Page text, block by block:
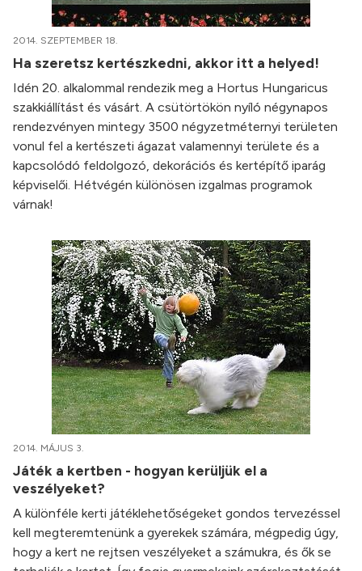
2014. SZEPTEMBER 18.
Ha szeretsz kertészkedni, akkor itt a helyed!
Idén 20. alkalommal rendezik meg a Hortus Hungaricus
szakkiállítást és vásárt. A csütörtökön nyíló négynapos
rendezvényen mintegy 3500 négyzetméternyi területen
vonul fel a kertészeti ágazat valamennyi területe és a
kapcsolódó feldolgozó, dekorációs és kertépítő iparág
képviselői. Hétvégén különösen izgalmas programok
várnak!
2014. MÁJUS 3.
Játék a kertben - hogyan kerüljük el a
veszélyeket?
A különféle kerti játéklehetőségeket gondos tervezéssel
kell megteremtenünk a gyerekek számára, mégpedig úgy,
hogy a kert ne rejtsen veszélyeket a számukra, és ők se